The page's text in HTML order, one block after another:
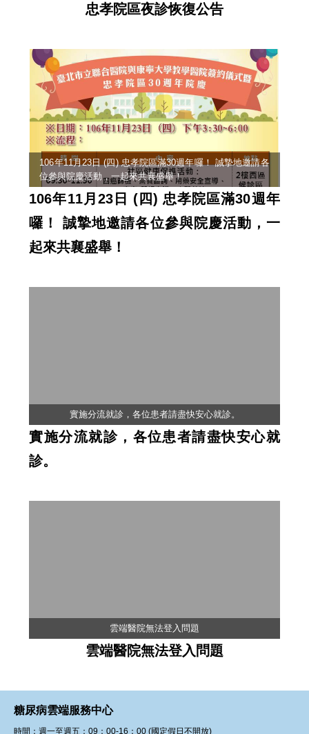
忠孝院區夜診恢復公告
106年11月23日 (四) 忠孝院區滿30週年囉！ 誠摯地邀請各
位參與院慶活動，一起來共襄盛舉！
106年11月23日 (四) 忠孝院區滿30週年
囉！ 誠摯地邀請各位參與院慶活動，一
起來共襄盛舉！
實施分流就診，各位患者請盡快安心就診。
實施分流就診，各位患者請盡快安心就
診。
雲端醫院無法登入問題
雲端醫院無法登入問題
糖尿病雲端服務中心
時間：週一至週五：09：00-16：00 (國定假日不開放)